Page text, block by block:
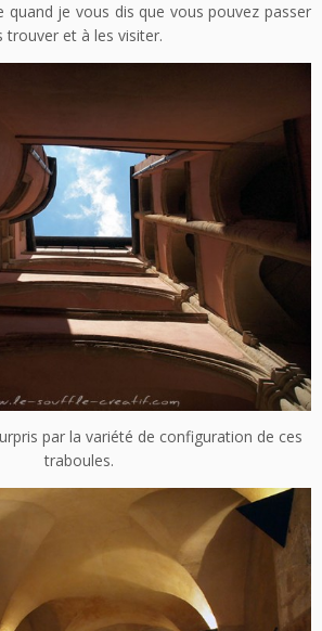
quand je vous dis que vous pouvez passer
trouver et à les visiter.
par la variété de configuration de ces
traboules.